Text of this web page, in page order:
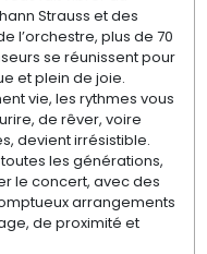
Strauss et des
l’orchestre, plus de 70
se réunissent pour
et plein de joie.
vie, les rythmes vous
de rêver, voire
devient irrésistible.
les générations,
le concert, avec des
arrangements
de proximité et